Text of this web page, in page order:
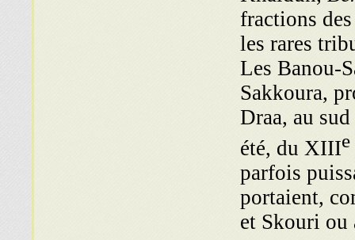
fractions
les rares
Les Banou-
Sakkoura,
Draa, au
été, du XIIIe
parfois
portaient,
et Skouri ou